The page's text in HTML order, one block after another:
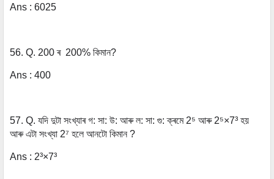
Ans : 6025
56. Q. 200 ৰ 200% কিমান?
Ans : 400
57. Q. যদি দুটা সংখ্যাৰ গ: সা: উ: আৰু ল: সা: গু: ক্ৰমে 2⁵ আৰু 2⁵×7³ হয়
আৰু এটা সংখ্যা 2⁷ হলে আনটো কিমান ?
Ans : 2³×7³